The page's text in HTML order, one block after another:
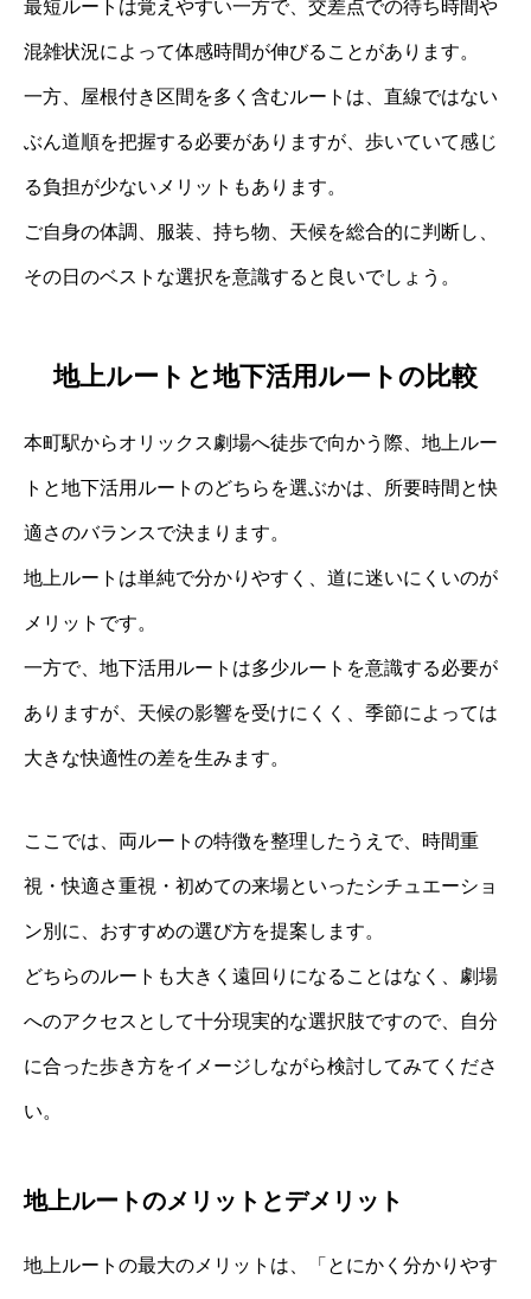
最短ルートは覚えやすい一方で、交差点での待ち時間や
混雑状況によって体感時間が伸びることがあります。
一方、屋根付き区間を多く含むルートは、直線ではない
ぶん道順を把握する必要がありますが、歩いていて感じ
る負担が少ないメリットもあります。
ご自身の体調、服装、持ち物、天候を総合的に判断し、
その日のベストな選択を意識すると良いでしょう。
地上ルートと地下活用ルートの比較
本町駅からオリックス劇場へ徒歩で向かう際、地上ルー
トと地下活用ルートのどちらを選ぶかは、所要時間と快
適さのバランスで決まります。
地上ルートは単純で分かりやすく、道に迷いにくいのが
メリットです。
一方で、地下活用ルートは多少ルートを意識する必要が
ありますが、天候の影響を受けにくく、季節によっては
大きな快適性の差を生みます。
ここでは、両ルートの特徴を整理したうえで、時間重
視・快適さ重視・初めての来場といったシチュエーショ
ン別に、おすすめの選び方を提案します。
どちらのルートも大きく遠回りになることはなく、劇場
へのアクセスとして十分現実的な選択肢ですので、自分
に合った歩き方をイメージしながら検討してみてくださ
い。
地上ルートのメリットとデメリット
地上ルートの最大のメリットは、「とにかく分かりやす